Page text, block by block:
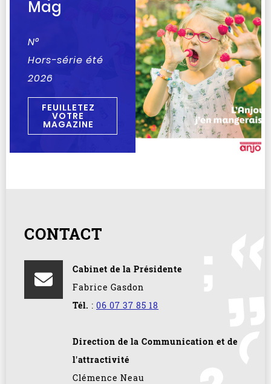
Mag
N°
Hors-série été
2026
FEUILLETEZ
VOTRE
MAGAZINE
CONTACT
Cabinet de la Présidente
Fabrice Gasdon
Tél. : 06 07 37 85 18
Direction de la Communication et de
l'attractivité
Clémence Neau